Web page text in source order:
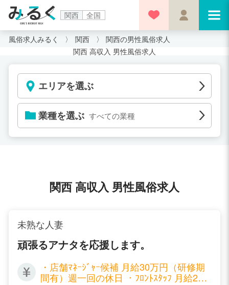
関西 全国
風俗求人みるく 関西
関西の男性風俗求人
関西 高収入 男性風俗求人
エリアを選ぶ
業種を選ぶ すべての業種
関西 高収入 男性風俗求人
未熟な人妻
頑張るアナタを応援します。
・店舗ﾏﾈｰｼﾞｬｰ候補 月給30万円（研修期
間有）週一回の休日 ・ﾌﾛﾝﾄｽﾀｯﾌ 月給25